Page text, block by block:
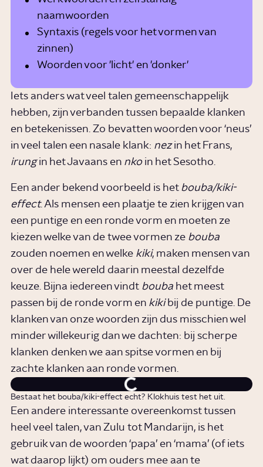
naamwoorden
Syntaxis (regels voor het vormen van
zinnen)
Woorden voor 'licht' en 'donker'
Iets anders wat veel talen gemeenschappelijk
hebben, zijn verbanden tussen bepaalde klanken
en betekenissen. Zo bevatten woorden voor ‘neus’
in veel talen een nasale klank: nezin het Frans,
irungin het Javaans en nkoin het Sesotho.
Een ander bekend voorbeeld is het bouba/kiki-
effect. Als mensen een plaatje te zien krijgen van
een puntige en een ronde vorm en moeten ze
kiezen welke van de twee vormen ze bouba
zouden noemen en welke kiki, maken mensen van
over de hele wereld daarin meestal dezelfde
keuze. Bijna iedereen vindt bouba het meest
passen bij de ronde vorm en kiki bij de puntige. De
klanken van onze woorden zijn dus misschien wel
minder willekeurig dan we dachten: bij scherpe
klanken denken we aan spitse vormen en bij
zachte klanken aan ronde vormen.
Bestaat het bouba/kiki-effect echt? Klokhuis test het uit.
Een andere interessante overeenkomst tussen
heel veel talen, van Zulu tot Mandarijn, is het
gebruik van de woorden ‘papa’ en ‘mama’ (of iets
wat daarop lijkt) om ouders mee aan te